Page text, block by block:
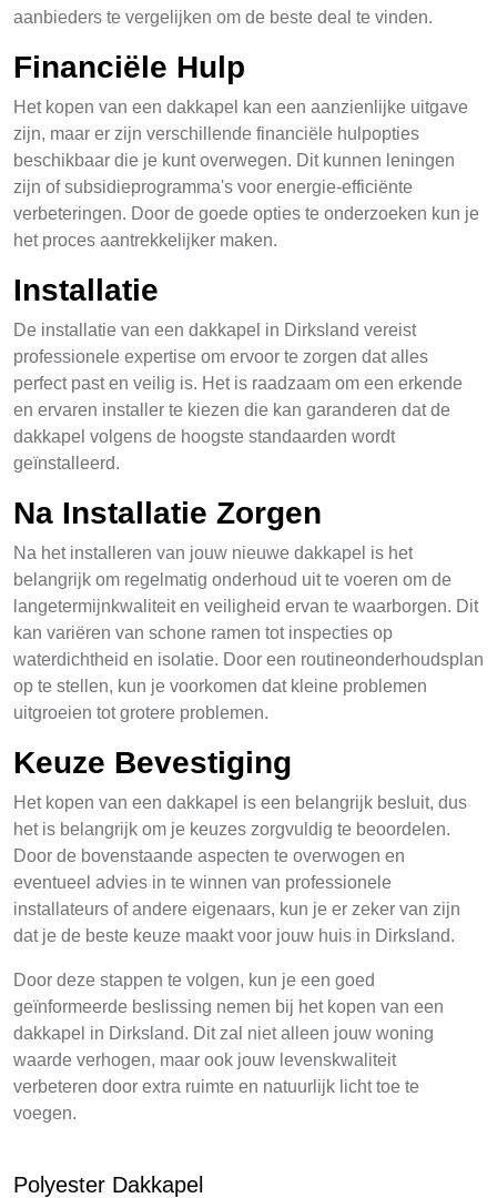
aanbieders te vergelijken om de beste deal te vinden.
Financiële Hulp
Het kopen van een dakkapel kan een aanzienlijke uitgave
zijn, maar er zijn verschillende financiële hulpopties
beschikbaar die je kunt overwegen. Dit kunnen leningen
zijn of subsidieprogramma's voor energie-efficiënte
verbeteringen. Door de goede opties te onderzoeken kun je
het proces aantrekkelijker maken.
Installatie
De installatie van een dakkapel in Dirksland vereist
professionele expertise om ervoor te zorgen dat alles
perfect past en veilig is. Het is raadzaam om een erkende
en ervaren installer te kiezen die kan garanderen dat de
dakkapel volgens de hoogste standaarden wordt
geïnstalleerd.
Na Installatie Zorgen
Na het installeren van jouw nieuwe dakkapel is het
belangrijk om regelmatig onderhoud uit te voeren om de
langetermijnkwaliteit en veiligheid ervan te waarborgen. Dit
kan variëren van schone ramen tot inspecties op
waterdichtheid en isolatie. Door een routineonderhoudsplan
op te stellen, kun je voorkomen dat kleine problemen
uitgroeien tot grotere problemen.
Keuze Bevestiging
Het kopen van een dakkapel is een belangrijk besluit, dus
het is belangrijk om je keuzes zorgvuldig te beoordelen.
Door de bovenstaande aspecten te overwogen en
eventueel advies in te winnen van professionele
installateurs of andere eigenaars, kun je er zeker van zijn
dat je de beste keuze maakt voor jouw huis in Dirksland.
Door deze stappen te volgen, kun je een goed
geïnformeerde beslissing nemen bij het kopen van een
dakkapel in Dirksland. Dit zal niet alleen jouw woning
waarde verhogen, maar ook jouw levenskwaliteit
verbeteren door extra ruimte en natuurlijk licht toe te
voegen.
Polyester Dakkapel